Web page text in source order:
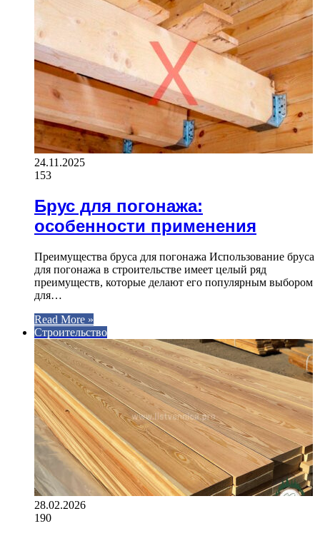
24.11.2025
153
Брус для погонажа:
особенности применения
Преимущества бруса для погонажа Использование бруса
для погонажа в строительстве имеет целый ряд
преимуществ, которые делают его популярным выбором
для…
Read More »
Строительство
28.02.2026
190